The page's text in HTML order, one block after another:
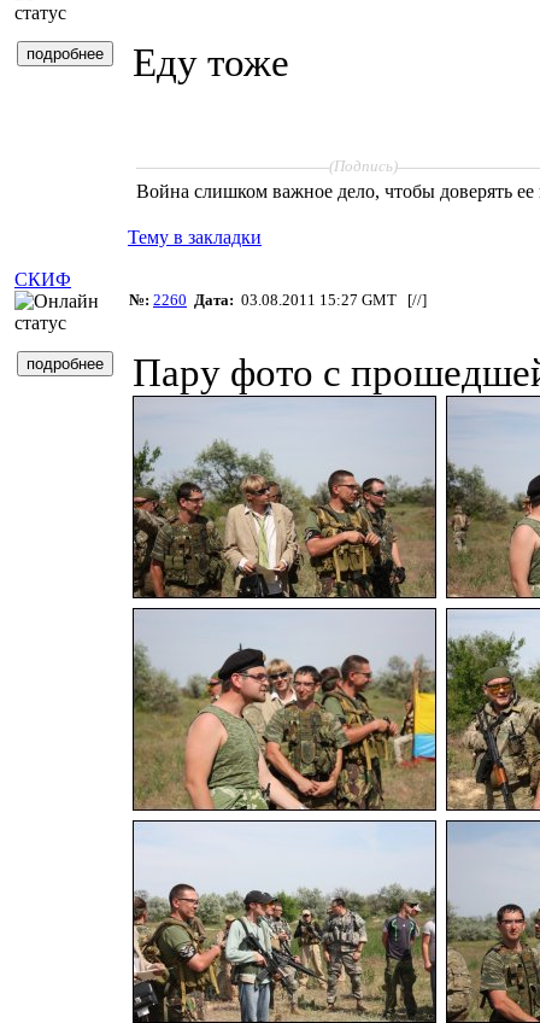
Еду тоже
(Подпись)
Война слишком важное дело, чтобы доверять
Тему в закладки
СКИФ
№: 2260 Дата: 03.08.2011 15:27 GMT [//]
Пару фото с